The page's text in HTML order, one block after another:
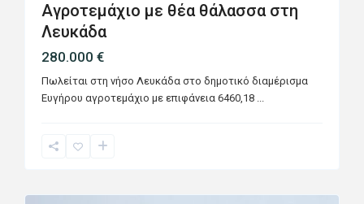
Αγροτεμάχιο με θέα θάλασσα στη
Λευκάδα
280.000 €
Πωλείται στη νήσο Λευκάδα στο δημοτικό διαμέρισμα
Ευγήρου αγροτεμάχιο με επιφάνεια 6460,18 ...